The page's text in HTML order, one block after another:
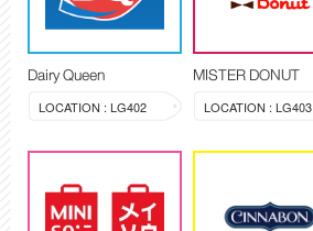
Dairy Queen
LOCATION : LG402
MISTER DONUT
LOCATION : LG403